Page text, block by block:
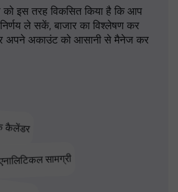
कैलेंडर
सामग्री
को इस तरह विकसित किया है कि आप
ले सकें, बाजार का विश्लेषण कर
अकाउंट को आसानी से मैनेज कर